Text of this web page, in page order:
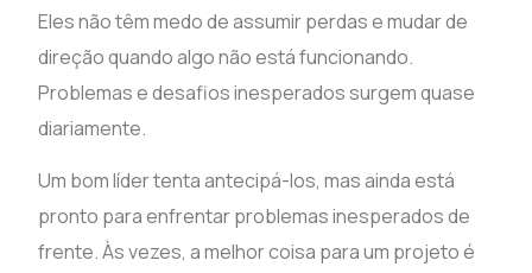
Eles não têm medo de assumir perdas e mudar de
direção quando algo não está funcionando.
Problemas e desafios inesperados surgem quase
diariamente.
Um bom líder tenta antecipá-los, mas ainda está
pronto para enfrentar problemas inesperados de
frente. Às vezes, a melhor coisa para um projeto é